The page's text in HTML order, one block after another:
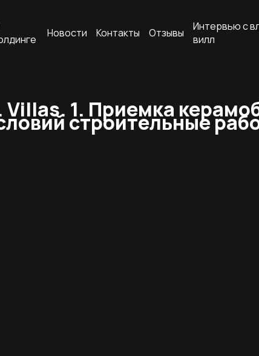
Новости Контакты Отзывы
Интервью с
вилл
Villas. 1. Приемка
строительные